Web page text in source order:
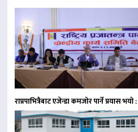
राप्रपाभित्रैबाट एजेन्डा कमजोर पार्ने प्रयास